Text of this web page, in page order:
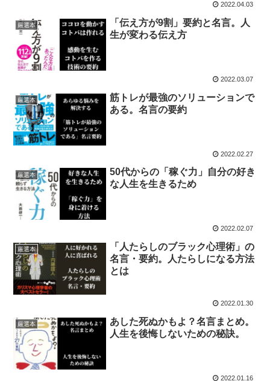
2022.04.03
厳選本
「伝え方が9割」要約と名言。人
生が変わる伝え方
2022.03.07
厳選本
筋トレが最強のソリューションで
ある。名言の要約
2022.02.27
厳選本
50代からの「稼ぐ力」自分の好き
な人生を生きるため
2022.02.07
厳選本
「人たらしのブラック心理術」の
名言・要約。人たらしになる方法
とは
2022.01.30
厳選本
あした死ぬかもよ？名言まとめ。
人生を後悔しないための秘訣。
2022.01.16